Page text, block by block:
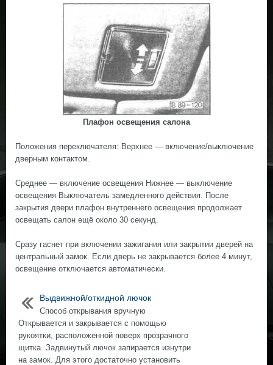
Плафон освещения салона
Положения переключателя: Верхнее — включение/выключение
дверным контактом.
Среднее — включение освещения Нижнее — выключение
освещения Выключатель замедленного действия. После
закрытия двери плафон внутреннего освещения продолжает
освещать салон ещё около 30 секунд.
Сразу гаснет при включении зажигания или закрытии дверей на
центральный замок. Если дверь не закрывается более 4 минут,
освещение отключается автоматически.
Выдвижной/откидной лючок
Способ открывания вручную
Открывается и закрывается с помощью
рукоятки, расположенной поверх прозрачного
щитка. Задвинутый лючок запирается изнутри
на замок. Для этого достаточно установить